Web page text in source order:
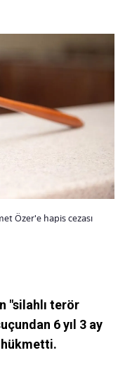
Özer'e hapis cezası
"silahlı terör
6 yıl 3 ay
hükmetti.